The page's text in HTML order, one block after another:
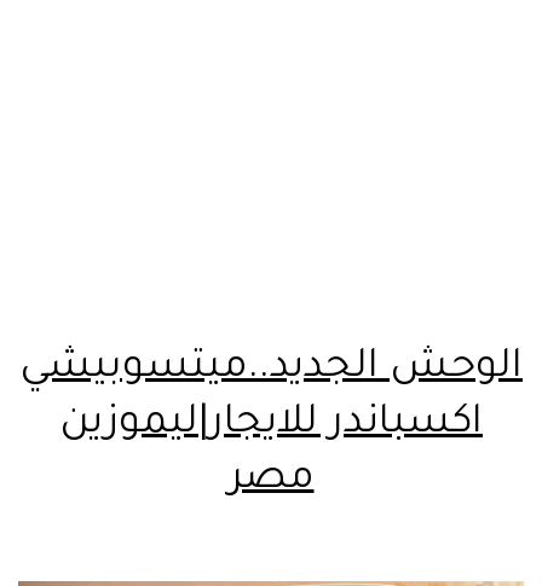
الوحش الجديد..ميتسوبيشي
اكسباندر للايجار|ليموزين
مصر